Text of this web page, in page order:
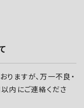
りますが、万一不良・
内にご連絡くださ